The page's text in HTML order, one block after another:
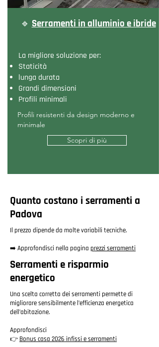
🔹Serramenti in alluminio e ibride
La migliore soluzione per:
Staticità
lunga durata
Grandi dimensioni
Profili minimali
Profili resistenti da design moderno e
minimale
Scopri di più
Quanto costano i serramenti a
Padova
Il prezzo dipende da molte variabili tecniche.
➡️ Approfondisci nella pagina prezzi serramenti
Serramenti e risparmio
energetico
Una scelta corretta dei serramenti permette di
migliorare sensibilmente l’efficienza energetica
dell’abitazione.
Approfondisci
👉 Bonus casa 2026 infissi e serramenti